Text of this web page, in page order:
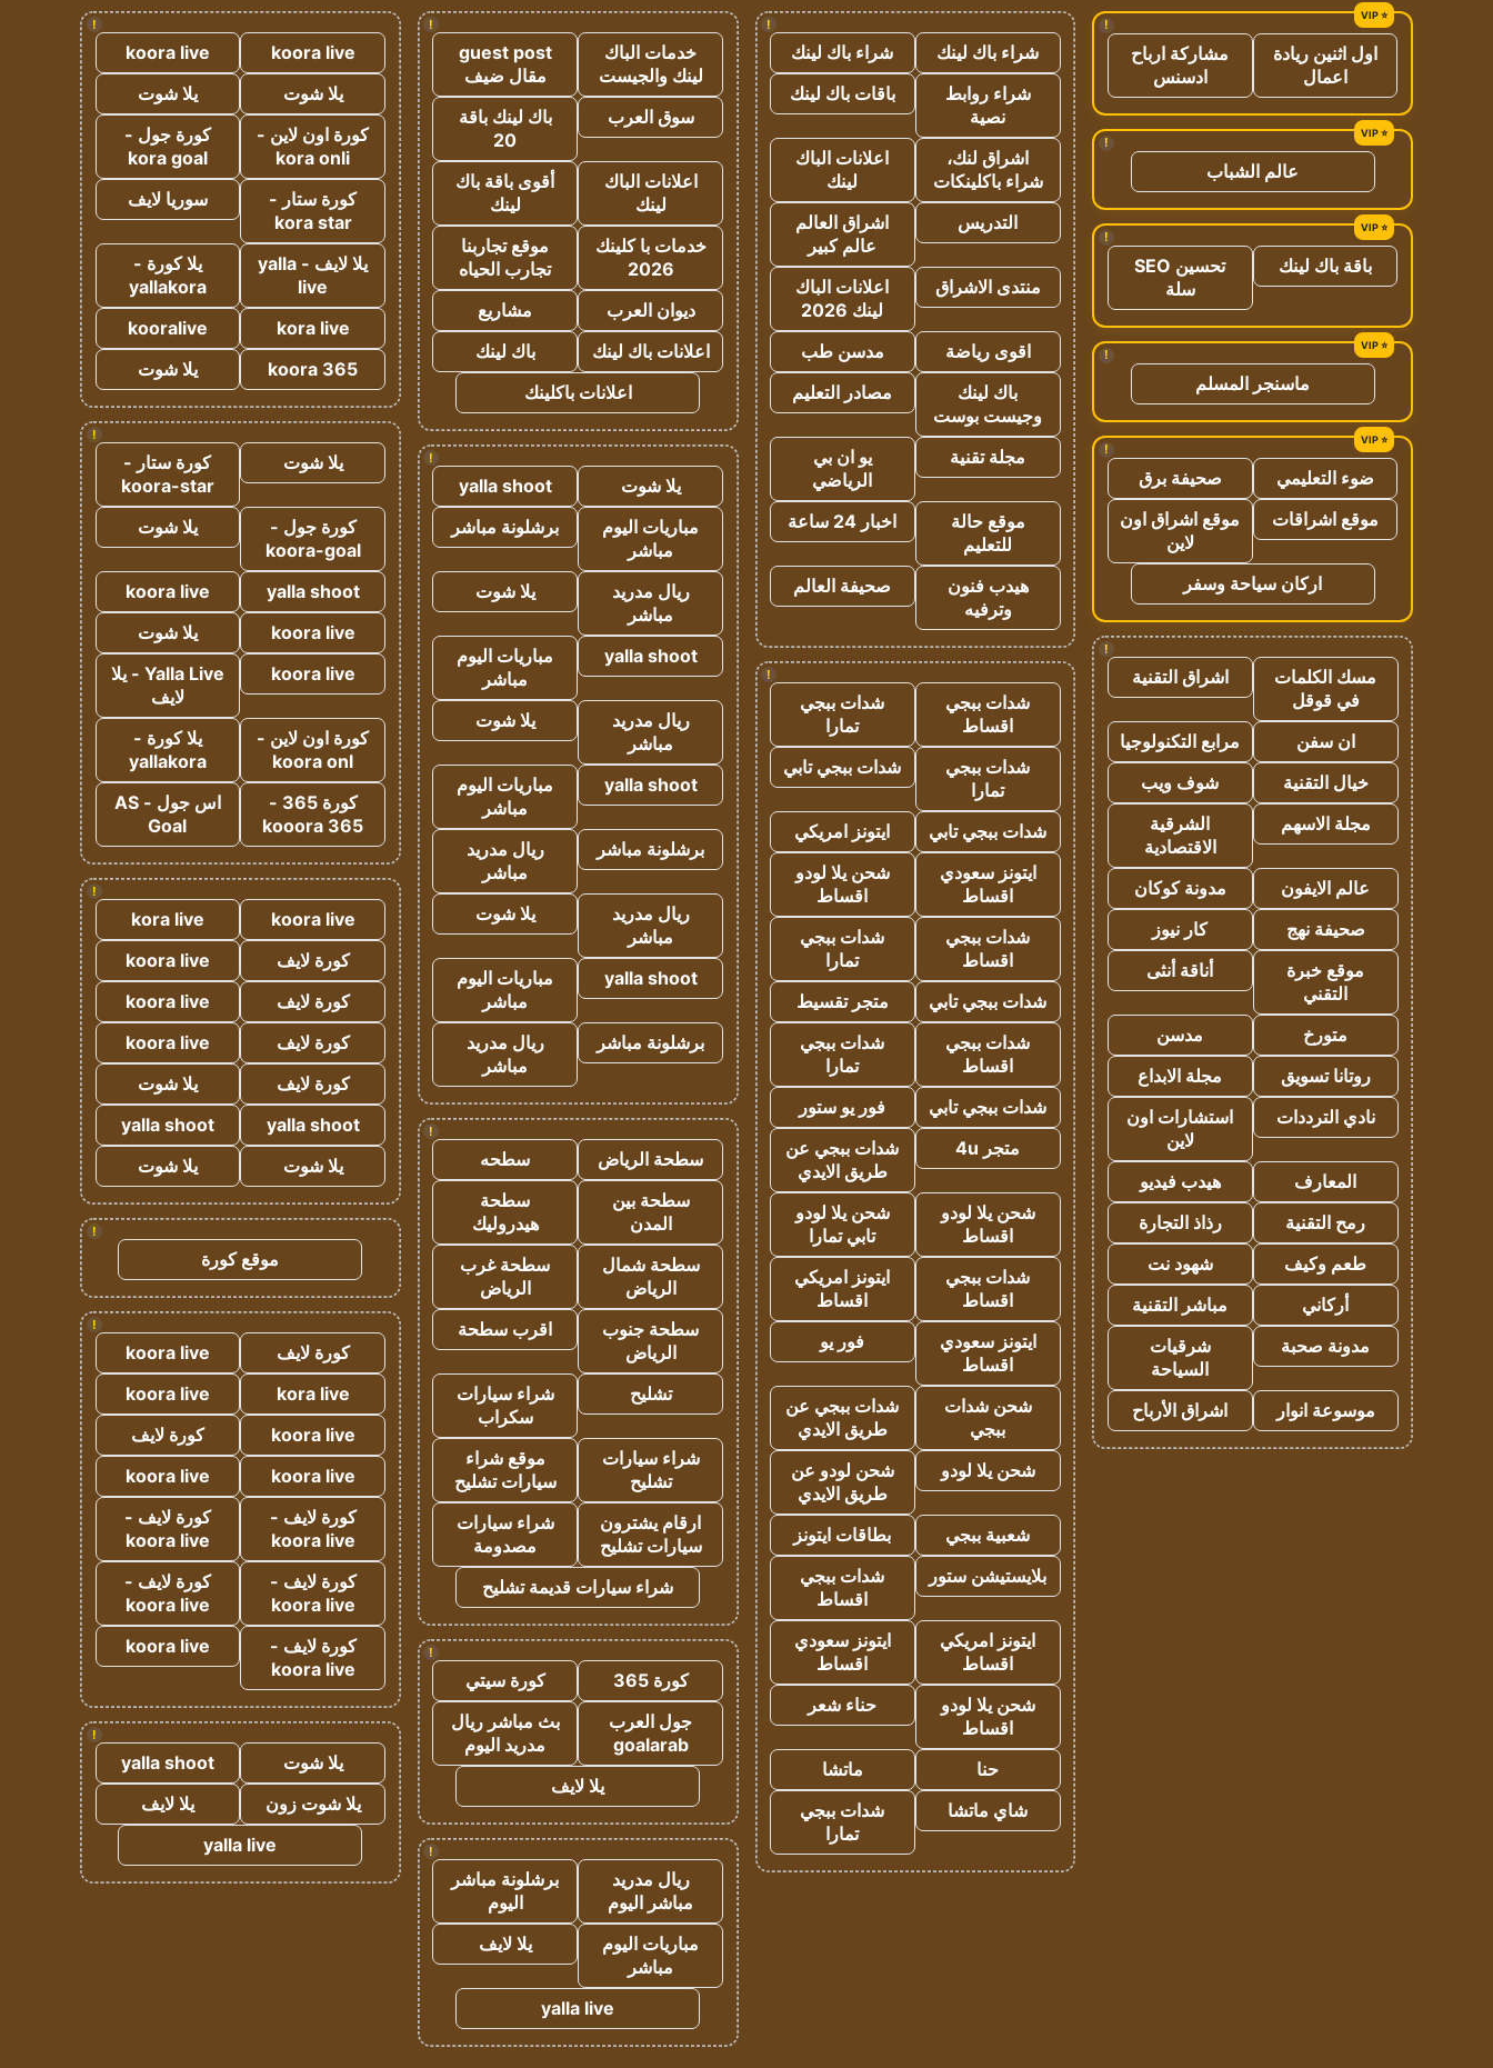
!
اول اثنين ريادة
اعمال
مشاركة ارباح
ادسنس
!
عالم الشباب
!
باقة باك لينك
تحسين SEO
سلة
!
ماسنجر المسلم
!
ضوء التعليمي
صحيفة برق
موقع اشراقات
موقع اشراق اون
لاين
اركان سياحة وسفر
!
مسك الكلمات
في قوقل
اشراق التقنية
ان سفن
مرابع التكنولوجيا
خيال التقنية
شوف ويب
مجلة الاسهم
الشرقية
الاقتصادية
عالم الايفون
مدونة كوكان
صحيفة نهج
كار نيوز
موقع خبرة
التقني
أناقة أنثى
متورخ
مدسن
روتانا تسويق
مجلة الابداع
نادي الترددات
استشارات اون
لاين
المعارف
هيدب فيديو
رمح التقنية
رذاذ التجارة
طعم وكيف
شهود نت
أركاني
مباشر التقنية
مدونة صحبة
شرقيات
السياحة
موسوعة انوار
اشراق الأرباح
!
شراء باك لينك
شراء باك لينك
شراء روابط
نصية
باقات باك لينك
اشراق لنك،
شراء باكلينكات
اعلانات الباك
لينك
التدريس
اشراق العالم
عالم كبير
منتدى الاشراق
اعلانات الباك
لينك 2026
اقوى رياضة
مدسن طب
باك لينك
وجيست بوست
مصادر التعليم
مجلة تقنية
يو ان بي
الرياضي
موقع حالة
للتعليم
اخبار 24 ساعة
هيدب فنون
وترفيه
صحيفة العالم
!
شدات ببجي
اقساط
شدات ببجي
تمارا
شدات ببجي
تمارا
شدات ببجي تابي
شدات ببجي تابي
ايتونز امريكي
ايتونز سعودي
اقساط
شحن يلا لودو
اقساط
شدات ببجي
اقساط
شدات ببجي
تمارا
شدات ببجي تابي
متجر تقسيط
شدات ببجي
اقساط
شدات ببجي
تمارا
شدات ببجي تابي
فور يو ستور
متجر 4u
شدات ببجي عن
طريق الايدي
شحن يلا لودو
اقساط
شحن يلا لودو
تابي تمارا
شدات ببجي
اقساط
ايتونز امريكي
اقساط
ايتونز سعودي
اقساط
فور يو
شحن شدات
ببجي
شدات ببجي عن
طريق الايدي
شحن يلا لودو
شحن لودو عن
طريق الايدي
شعبية ببجي
بطاقات ايتونز
بلايستيشن ستور
شدات ببجي
اقساط
ايتونز امريكي
اقساط
ايتونز سعودي
اقساط
شحن يلا لودو
اقساط
حناء شعر
حنا
ماتشا
شاي ماتشا
شدات ببجي
تمارا
!
خدمات الباك
لينك والجيست
guest post
مقال ضيف
سوق العرب
باك لينك باقة
20
اعلانات الباك
لينك
أقوى باقة باك
لينك
خدمات با كلينك
2026
موقع تجاربنا
تجارب الحياه
ديوان العرب
مشاريع
اعلانات باك لينك
باك لينك
اعلانات باكلينك
!
يلا شوت
yalla shoot
مباريات اليوم
مباشر
برشلونة مباشر
ريال مدريد
مباشر
يلا شوت
yalla shoot
مباريات اليوم
مباشر
ريال مدريد
مباشر
يلا شوت
yalla shoot
مباريات اليوم
مباشر
برشلونة مباشر
ريال مدريد
مباشر
ريال مدريد
مباشر
يلا شوت
yalla shoot
مباريات اليوم
مباشر
برشلونة مباشر
ريال مدريد
مباشر
!
سطحة الرياض
سطحه
سطحة بين
المدن
سطحة
هيدروليك
سطحة شمال
الرياض
سطحة غرب
الرياض
سطحة جنوب
الرياض
اقرب سطحة
تشليح
شراء سيارات
سكراب
شراء سيارات
تشليح
موقع شراء
سيارات تشليح
ارقام يشترون
سيارات تشليح
شراء سيارات
مصدومة
شراء سيارات قديمة تشليح
!
كورة 365
كورة سيتي
جول العرب
goalarab
بث مباشر ريال
مدريد اليوم
يلا لايف
!
ريال مدريد
مباشر اليوم
برشلونة مباشر
اليوم
مباريات اليوم
مباشر
يلا لايف
yalla live
!
koora live
koora live
يلا شوت
يلا شوت
كورة اون لاين -
kora onli
كورة جول -
kora goal
كورة ستار -
kora star
سوريا لايف
يلا لايف - yalla
live
يلا كورة -
yallakora
kora live
kooralive
koora 365
يلا شوت
!
يلا شوت
كورة ستار -
koora-star
كورة جول -
koora-goal
يلا شوت
yalla shoot
koora live
koora live
يلا شوت
koora live
Yalla Live - يلا
لايف
كورة اون لاين -
koora onl
يلا كورة -
yallakora
كورة 365 -
kooora 365
اس جول - AS
Goal
!
koora live
kora live
كورة لايف
koora live
كورة لايف
koora live
كورة لايف
koora live
كورة لايف
يلا شوت
yalla shoot
yalla shoot
يلا شوت
يلا شوت
!
موقع كورة
!
كورة لايف
koora live
kora live
koora live
koora live
كورة لايف
koora live
koora live
كورة لايف -
koora live
كورة لايف -
koora live
كورة لايف -
koora live
كورة لايف -
koora live
كورة لايف -
koora live
koora live
!
يلا شوت
yalla shoot
يلا شوت زون
يلا لايف
yalla live